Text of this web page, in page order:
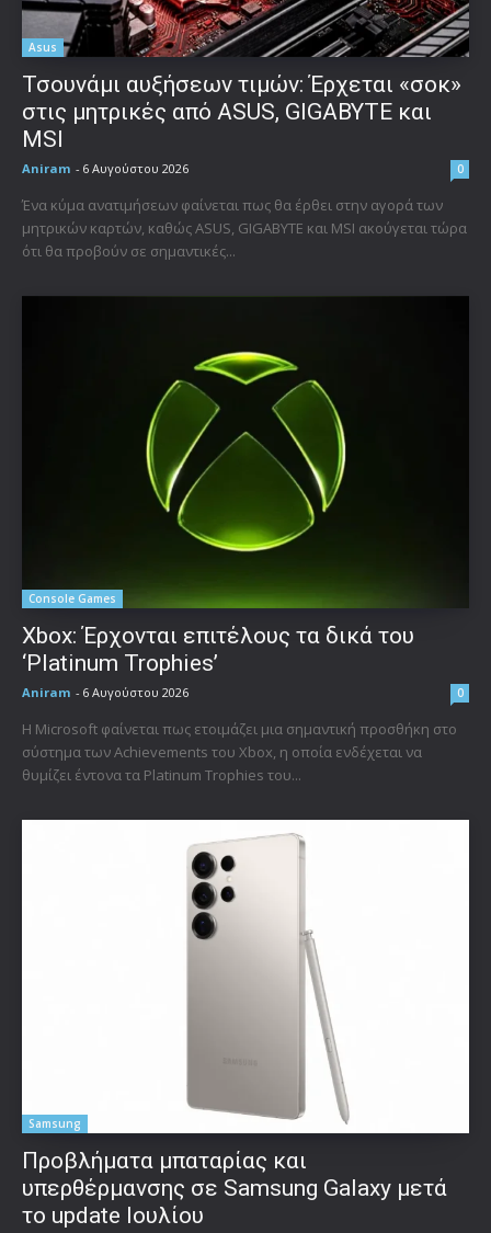
Asus
Τσουνάμι αυξήσεων τιμών: Έρχεται «σοκ»
στις μητρικές από ASUS, GIGABYTE και
MSI
Aniram - 6 Αυγούστου 2026 0
Ένα κύμα ανατιμήσεων φαίνεται πως θα έρθει στην αγορά των
μητρικών καρτών, καθώς ASUS, GIGABYTE και MSI ακούγεται τώρα
ότι θα προβούν σε σημαντικές...
Console Games
Xbox: Έρχονται επιτέλους τα δικά του
‘Platinum Trophies’
Aniram - 6 Αυγούστου 2026 0
Η Microsoft φαίνεται πως ετοιμάζει μια σημαντική προσθήκη στο
σύστημα των Achievements του Xbox, η οποία ενδέχεται να
θυμίζει έντονα τα Platinum Trophies του...
Samsung
Προβλήματα μπαταρίας και
υπερθέρμανσης σε Samsung Galaxy μετά
το update Ιουλίου